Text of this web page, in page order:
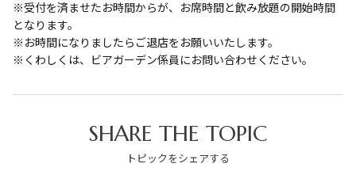
※受付を済ませたお時間からが、お席時間と飲み放題の開始時間
となります。
※お時間になりましたらご退店をお願いいたします。
※くわしくは、ビアガーデン係員にお問い合わせください。
SHARE THE TOPIC
トピックをシェアする